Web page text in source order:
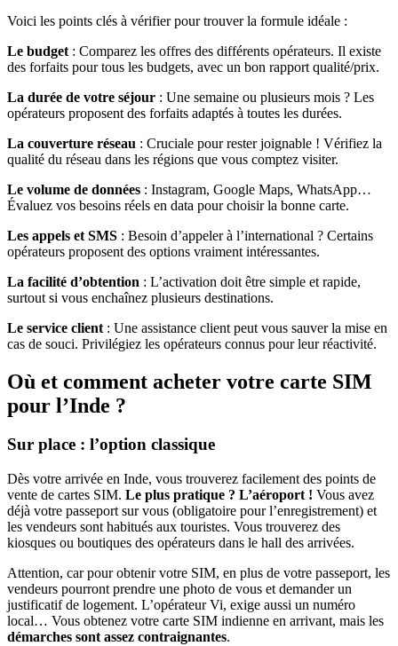
Voici les points clés à vérifier pour trouver la formule idéale :
Le budget : Comparez les offres des différents opérateurs. Il existe
des forfaits pour tous les budgets, avec un bon rapport qualité/prix.
La durée de votre séjour : Une semaine ou plusieurs mois ? Les
opérateurs proposent des forfaits adaptés à toutes les durées.
La couverture réseau : Cruciale pour rester joignable ! Vérifiez la
qualité du réseau dans les régions que vous comptez visiter.
Le volume de données : Instagram, Google Maps, WhatsApp…
Évaluez vos besoins réels en data pour choisir la bonne carte.
Les appels et SMS : Besoin d’appeler à l’international ? Certains
opérateurs proposent des options vraiment intéressantes.
La facilité d’obtention : L’activation doit être simple et rapide,
surtout si vous enchaînez plusieurs destinations.
Le service client : Une assistance client peut vous sauver la mise en
cas de souci. Privilégiez les opérateurs connus pour leur réactivité.
Où et comment acheter votre carte SIM
pour l’Inde ?
Sur place : l’option classique
Dès votre arrivée en Inde, vous trouverez facilement des points de
vente de cartes SIM. Le plus pratique ? L’aéroport ! Vous avez
déjà votre passeport sur vous (obligatoire pour l’enregistrement) et
les vendeurs sont habitués aux touristes. Vous trouverez des
kiosques ou boutiques des opérateurs dans le hall des arrivées.
Attention, car pour obtenir votre SIM, en plus de votre passeport, les
vendeurs pourront prendre une photo de vous et demander un
justificatif de logement. L’opérateur Vi, exige aussi un numéro
local… Vous obtenez votre carte SIM indienne en arrivant, mais les
démarches sont assez contraignantes.